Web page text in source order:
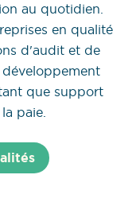
au quotidien.
en qualité
d'audit et de
que support
paie.